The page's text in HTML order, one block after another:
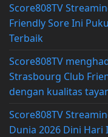
Score808TV
Friendly Sore Ini
Terbaik
Score808TV
Strasbourg Club
dengan kualitas
Score808TV
Dunia 2026 Dini Hari